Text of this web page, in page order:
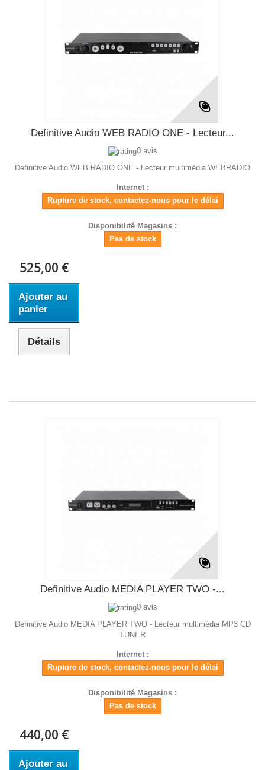
Definitive Audio WEB RADIO ONE - Lecteur...
0 avis
Definitive Audio WEB RADIO ONE - Lecteur multimédia WEBRADIO
Internet :
Rupture de stock, contactez-nous pour le délai
Disponibilité Magasins :
Pas de stock
525,00 €
Ajouter au
panier
Détails
Definitive Audio MEDIA PLAYER TWO -...
0 avis
Definitive Audio MEDIA PLAYER TWO - Lecteur multimédia MP3 CD
TUNER
Internet :
Rupture de stock, contactez-nous pour le délai
Disponibilité Magasins :
Pas de stock
440,00 €
Ajouter au